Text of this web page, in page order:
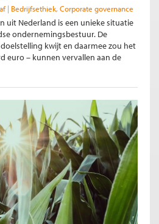
Bedrijfsethiek Corporate governance
uit Nederland is een unieke situatie
ondernemingsbestuur. De
kwijt en daarmee zou het
euro – kunnen vervallen aan de